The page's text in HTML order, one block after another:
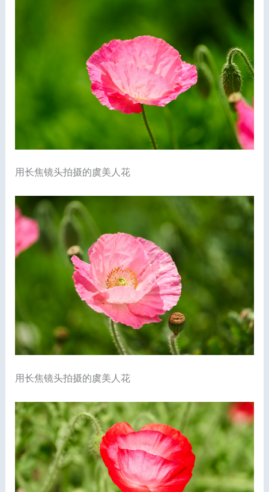
用长焦镜头拍摄的虞美人花
用长焦镜头拍摄的虞美人花